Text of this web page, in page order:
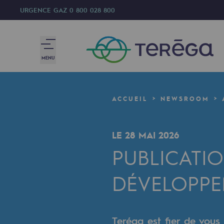
URGENCE GAZ 0 800 028 800
MENU
80 ans d'histoire
ACCUEIL NEWSROOM
LE 28 MAI 2026
Teréga est fier de